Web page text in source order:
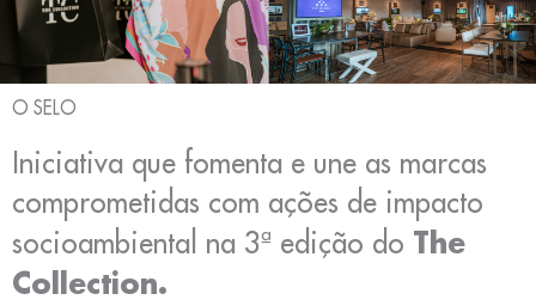
O SELO
Iniciativa que fomenta e une as marcas
comprometidas com ações de impacto
socioambiental na 3ª edição do The
Collection.